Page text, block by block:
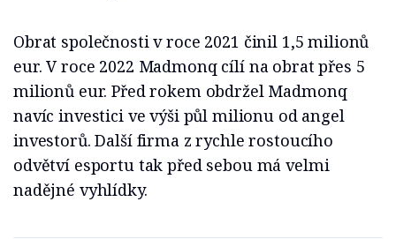
Obrat společnosti v roce 2021 činil 1,5 milionů
eur. V roce 2022 Madmonq cílí na obrat přes 5
milionů eur. Před rokem obdržel Madmonq
navíc investici ve výši půl milionu od angel
investorů. Další firma z rychle rostoucího
odvětví esportu tak před sebou má velmi
nadějné vyhlídky.